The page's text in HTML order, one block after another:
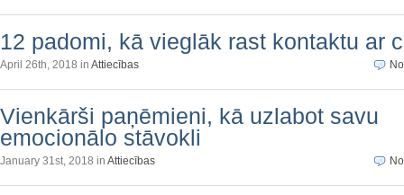
12 padomi, kā vieglāk rast kontaktu ar
April 26th, 2018 in Attiecības
Vienkārši paņēmieni, kā uzlabot savu
emocionālo stāvokli
January 31st, 2018 in Attiecības